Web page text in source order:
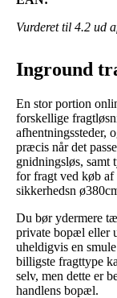
Vurderet til 4.2 ud
Inground
En stor portion
forskellige
afhentningssteder,
præcis når det
gnidningsløs, samt
for fragt ved køb
sikkerhedsn
Du bør ydermere
private bopæl eller
uheldigvis en
billigste fragttype
selv, men dette er
handlens bopæl.